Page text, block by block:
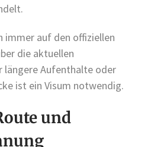
immer auf den offiziellen
die aktuellen
längere Aufenthalte oder
ist ein Visum notwendig.
und